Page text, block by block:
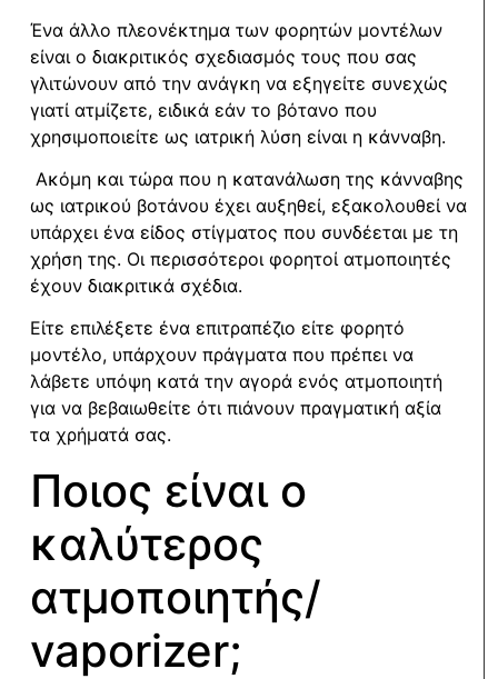
Ένα άλλο πλεονέκτημα των φορητών μοντέλων
είναι ο διακριτικός σχεδιασμός τους που σας
γλιτώνουν από την ανάγκη να εξηγείτε συνεχώς
γιατί ατμίζετε, ειδικά εάν το βότανο που
χρησιμοποιείτε ως ιατρική λύση είναι η κάνναβη.
Ακόμη και τώρα που η κατανάλωση της κάνναβης
ως ιατρικού βοτάνου έχει αυξηθεί, εξακολουθεί να
υπάρχει ένα είδος στίγματος που συνδέεται με τη
χρήση της. Οι περισσότεροι φορητοί ατμοποιητές
έχουν διακριτικά σχέδια.
Είτε επιλέξετε ένα επιτραπέζιο είτε φορητό
μοντέλο, υπάρχουν πράγματα που πρέπει να
λάβετε υπόψη κατά την αγορά ενός ατμοποιητή
για να βεβαιωθείτε ότι πιάνουν πραγματική αξία
τα χρήματά σας.
Ποιος είναι ο
καλύτερος
ατμοποιητής/
vaporizer;